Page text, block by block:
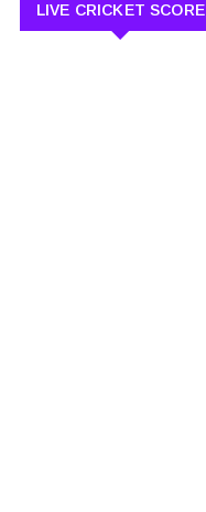
LIVE CRICKET SCORE